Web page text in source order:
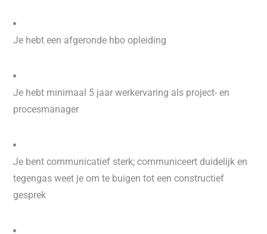
Je hebt een afgeronde hbo opleiding
Je hebt minimaal 5 jaar werkervaring als project- en
procesmanager
Je bent communicatief sterk; communiceert duidelijk en
tegengas weet je om te buigen tot een constructief
gesprek